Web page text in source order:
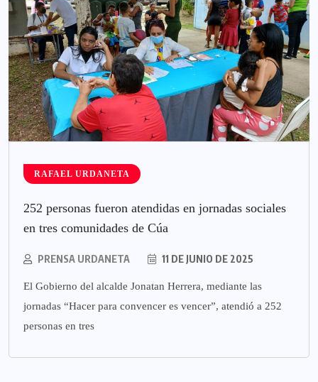
RAFAEL URDANETA
252 personas fueron atendidas en jornadas sociales
en tres comunidades de Cúa
PRENSA URDANETA 11 DE JUNIO DE 2025
El Gobierno del alcalde Jonatan Herrera, mediante las
jornadas “Hacer para convencer es vencer”, atendió a 252
personas en tres